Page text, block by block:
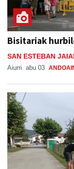
Bisitariak
SAN ESTEBAN
Aiurri abu 03